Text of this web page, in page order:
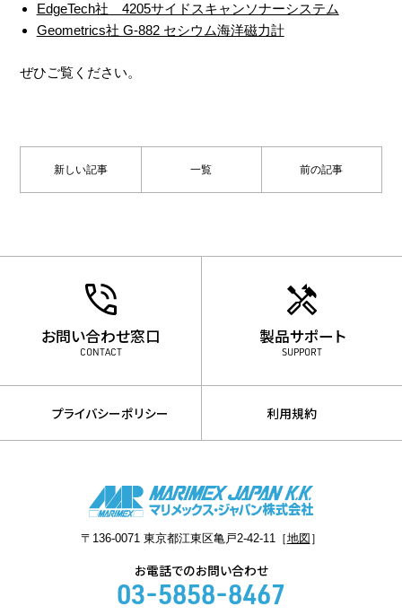
EdgeTech社 4205サイドスキャンソナーシステム
Geometrics社 G-882 セシウム海洋磁力計
ぜひご覧ください。
新しい記事 一覧 前の記事
お問い合わせ窓口
CONTACT
製品サポート
SUPPORT
プライバシーポリシー 利用規約
〒136-0071 東京都江東区亀戸2-42-11［地図 ］
お電話でのお問い合わせ
03-5858-8467